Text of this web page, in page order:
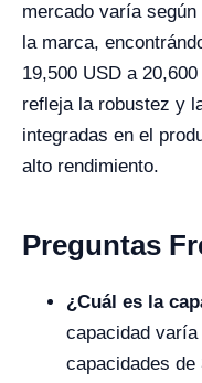
mercado varía
la marca,
19,500 USD a
refleja la robustez y
integradas en el
alto rendimiento.
Preguntas
¿Cuál es la
capacidad
capacidades